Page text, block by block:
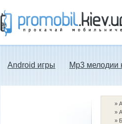
для Nokia, мелодии на звонок скачать
Android игры Mp3 мелодии
»
»
»